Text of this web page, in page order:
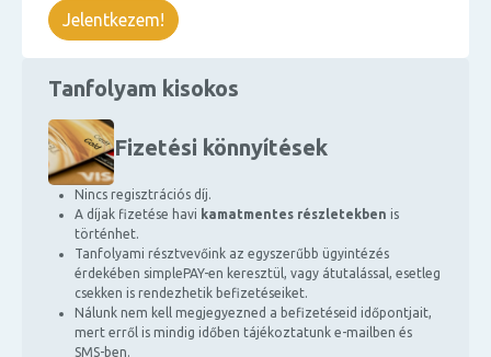
Tanfolyam kisokos
Fizetési könnyítések
Nincs regisztrációs díj.
A díjak fizetése havi kamatmentes részletekben is
történhet.
Tanfolyami résztvevőink az egyszerűbb ügyintézés
érdekében simplePAY-en keresztül, vagy átutalással, esetleg
csekken is rendezhetik befizetéseiket.
Nálunk nem kell megjegyezned a befizetéseid időpontjait,
mert erről is mindig időben tájékoztatunk e-mailben és
SMS-ben.
Jelentkezem!